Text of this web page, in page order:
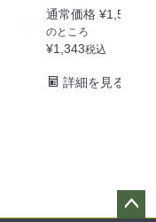
通常価格 ¥1,580
のところ
¥1,343税込
詳細を見る